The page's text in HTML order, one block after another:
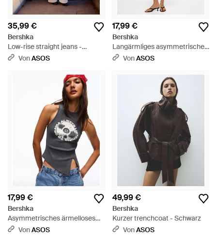
35,99 €
Bershka
Low-rise straight jeans -
Schwarz
VonASOS
17,99 €
Bershka
Langärmliges asymmetrisches
t-shirt mit raffungen - Schwarz
VonASOS
17,99 €
Bershka
Asymmetrisches ärmelloses
oberteil mit print - Schwarz
VonASOS
49,99 €
Bershka
Kurzer trenchcoat - Schwarz
VonASOS